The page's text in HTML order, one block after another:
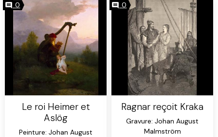
0
Le roi Heimer et
Aslög
Peinture: Johan August
0
Ragnar reçoit Kraka
Gravure: Johan August
Malmström